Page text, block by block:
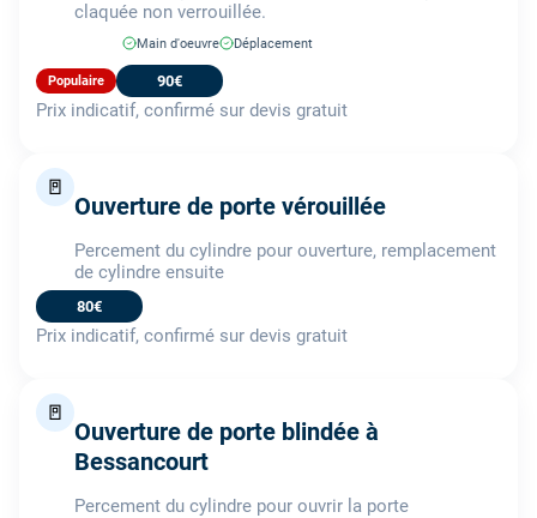
claquée non verrouillée.
Main d'oeuvre Déplacement
Populaire 90€
Prix indicatif, confirmé sur devis gratuit
🚪
Ouverture de porte vérouillée
Percement du cylindre pour ouverture, remplacement
de cylindre ensuite
80€
Prix indicatif, confirmé sur devis gratuit
🚪
Ouverture de porte blindée à
Bessancourt
Percement du cylindre pour ouvrir la porte